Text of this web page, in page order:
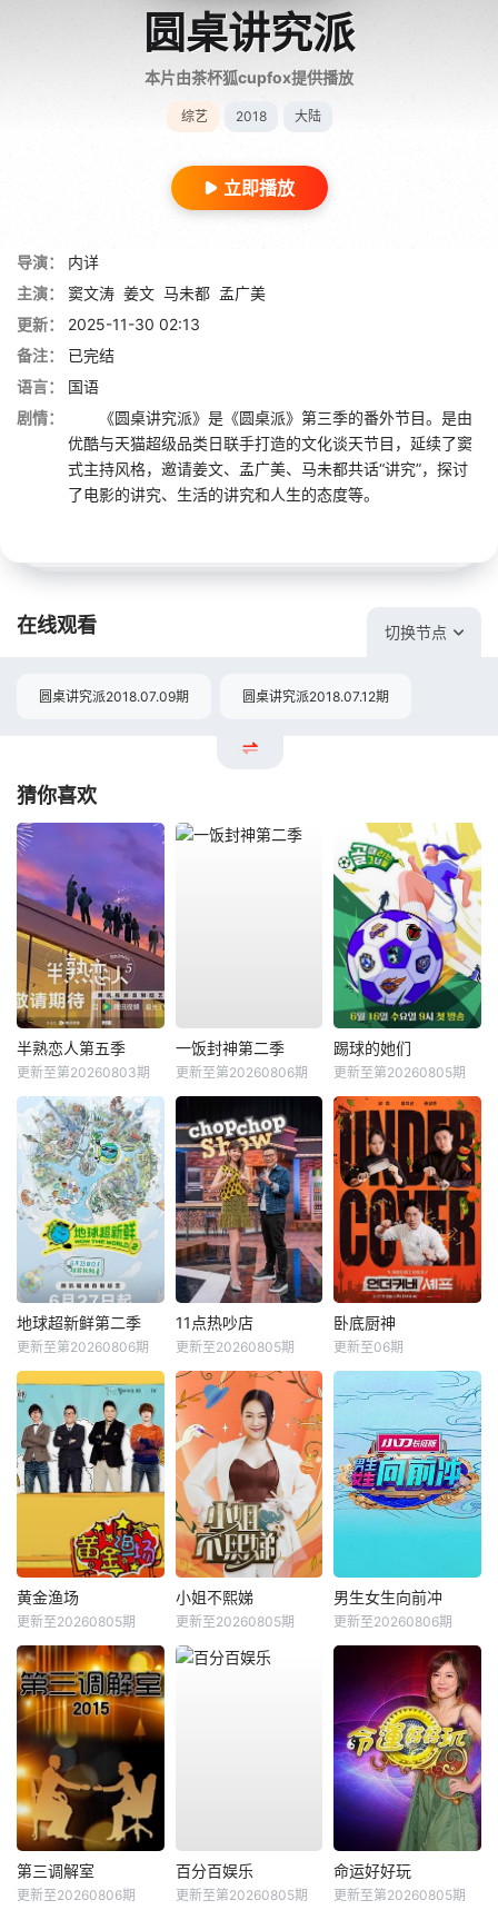
圆桌讲究派
本片由茶杯狐cupfox提供播放
综艺 2018 大陆
立即播放
导演：
内详
主演：
窦文涛 姜文 马未都 孟广美
更新：
2025-11-30 02:13
备注：
已完结
语言：
国语
剧情：
《圆桌讲究派》是《圆桌派》第三季的番外节目。是由
优酷与天猫超级品类日联手打造的文化谈天节目，延续了窦
式主持风格，邀请姜文、孟广美、马未都共话“讲究”，探讨
了电影的讲究、生活的讲究和人生的态度等。
在线观看 切换节点
圆桌讲究派2018.07.09期 圆桌讲究派2018.07.12期
猜你喜欢
半熟恋人第五季
更新至第20260803期
一饭封神第二季
更新至第20260806期
踢球的她们
更新至第20260805期
地球超新鲜第二季
更新至第20260806期
11点热吵店
更新至20260805期
卧底厨神
更新至06期
黄金渔场
更新至20260805期
小姐不熙娣
更新至20260805期
男生女生向前冲
更新至20260806期
第三调解室
更新至20260806期
百分百娱乐
更新至第20260805期
命运好好玩
更新至第20260805期